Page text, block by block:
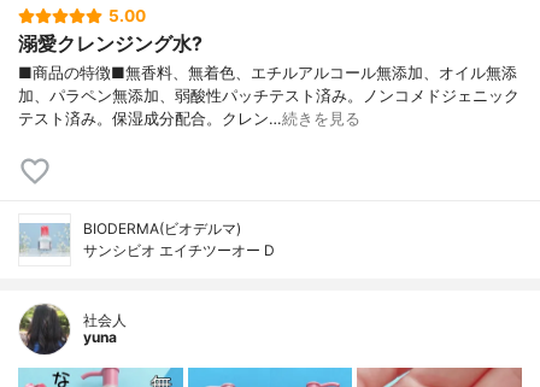
5.00
溺愛クレンジング水?
■商品の特徴■無香料、無着色、エチルアルコール無添加、オイル無添
加、パラペン無添加、弱酸性パッチテスト済み。ノンコメドジェニック
テスト済み。保湿成分配合。クレン…続きを見る
BIODERMA(ビオデルマ)
サンシビオ エイチツーオー D
社会人
yuna